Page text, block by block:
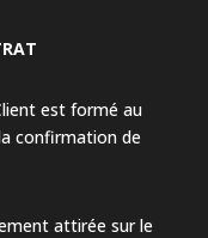
est formé au
confirmation de
attirée sur le